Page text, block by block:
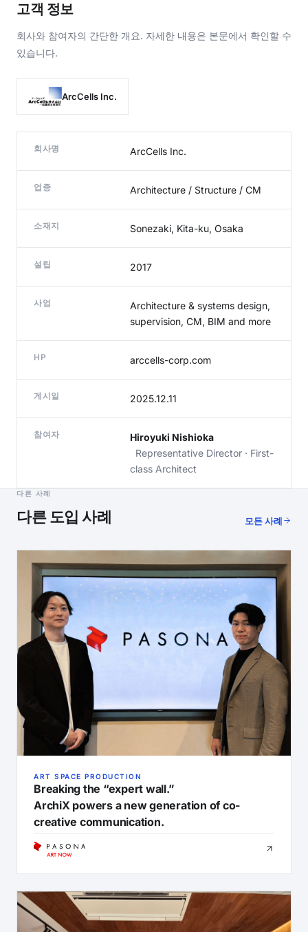
고객 정보
회사와 참여자의 간단한 개요. 자세한 내용은 본문에서 확인할 수
있습니다.
ArcCells Inc.
회사명 ArcCells Inc.
업종 Architecture / Structure / CM
소재지 Sonezaki, Kita-ku, Osaka
설립 2017
사업
Architecture & systems design,
supervision, CM, BIM and more
HP arccells-corp.com
게시일 2025.12.11
참여자
Hiroyuki Nishioka
Representative Director · First-
class Architect
다른 사례
다른 도입 사례 모든 사례
ART SPACE PRODUCTION
Breaking the “expert wall.”
ArchiX powers a new generation of co-
creative communication.